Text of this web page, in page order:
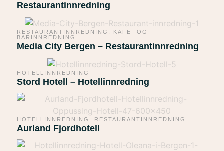
Restaurantinnredning
RESTAURANTINNREDNING
KAFE -OG
BARINNREDNING
Media City Bergen – Restaurantinnredning
HOTELLINNREDNING
Stord Hotell – Hotellinnredning
HOTELLINNREDNING RESTAURANTINNREDNING
Aurland Fjordhotell